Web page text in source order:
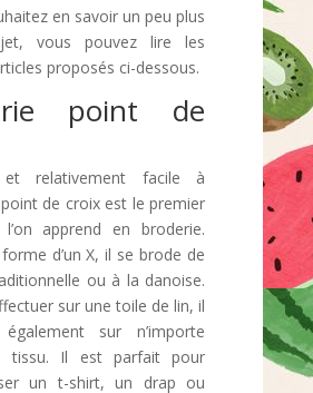
en savoir un peu plus
vous pouvez lire les
proposés ci-dessous.
point de
et relativement facile à
de croix est le premier
apprend en broderie.
d’un X, il se brode de
ou à la danoise.
sur une toile de lin, il
également sur n’importe
tissu. Il est parfait pour
un t-shirt, un drap ou